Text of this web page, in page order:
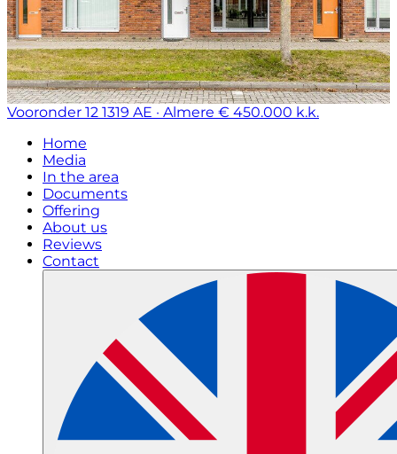
Vooronder 12 1319 AE · Almere € 450.000 k.k.
Home
Media
In the area
Documents
Offering
About us
Reviews
Contact